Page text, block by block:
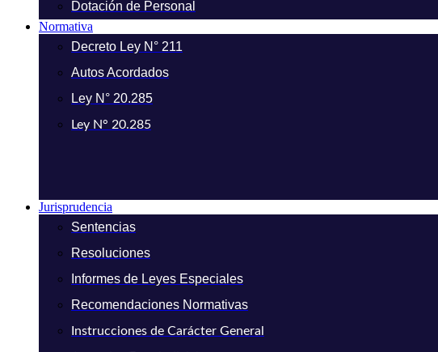
Dotación de Personal
Normativa
Decreto Ley N° 211
Autos Acordados
Ley N° 20.285
Ley N° 20.285
Jurisprudencia
Sentencias
Resoluciones
Informes de Leyes Especiales
Recomendaciones Normativas
Instrucciones de Carácter General